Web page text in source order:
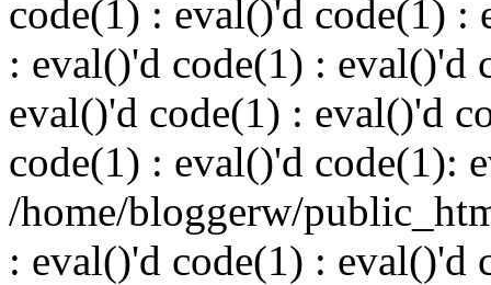
code(1) : eval()'d code(1) :
: eval()'d code(1) : eval()'d
eval()'d code(1) : eval()'d
code(1) : eval()'d code(1):
/home/bloggerw/
: eval()'d code(1) : eval()'d